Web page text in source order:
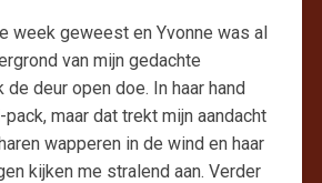
week geweest en Yvonne was al
van mijn gedachte
deur open doe. In haar hand
maar dat trekt mijn aandacht
wapperen in de wind en haar
kijken me stralend aan. Verder